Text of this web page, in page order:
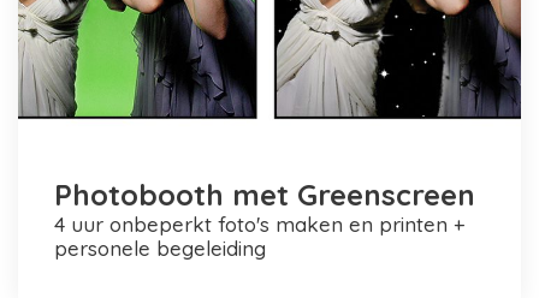
Photobooth met Greenscreen
4 uur onbeperkt foto's maken en printen +
personele begeleiding